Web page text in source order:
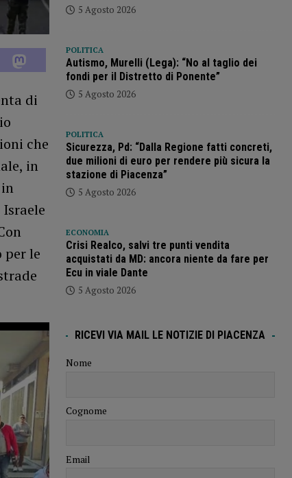
di
che
in
per le
5 Agosto 2026
POLITICA
Autismo, Murelli (Lega): “No al taglio dei
fondi per il Distretto di Ponente”
5 Agosto 2026
POLITICA
Sicurezza, Pd: “Dalla Regione fatti concreti,
due milioni di euro per rendere più sicura la
stazione di Piacenza”
5 Agosto 2026
ECONOMIA
Crisi Realco, salvi tre punti vendita
acquistati da MD: ancora niente da fare per
Ecu in viale Dante
5 Agosto 2026
RICEVI VIA MAIL LE NOTIZIE DI PIACENZA
Nome
Cognome
Email